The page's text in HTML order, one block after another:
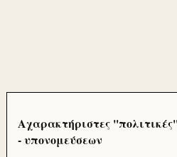
Αχαρακτήριστες
- υπονομεύσεων